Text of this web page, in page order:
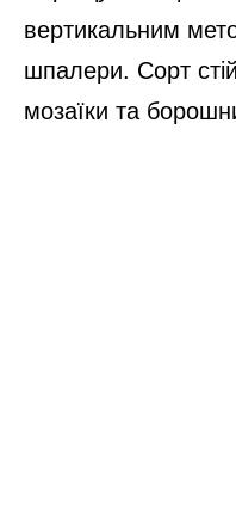
вертикальним
шпалери. Сорт
мозаїки та